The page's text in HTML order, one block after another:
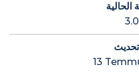
الحالية
13